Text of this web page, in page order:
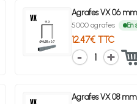
Agrafes VX 06
5000 agrafes En
12.47€ TTC
1
Agrafes VX 08